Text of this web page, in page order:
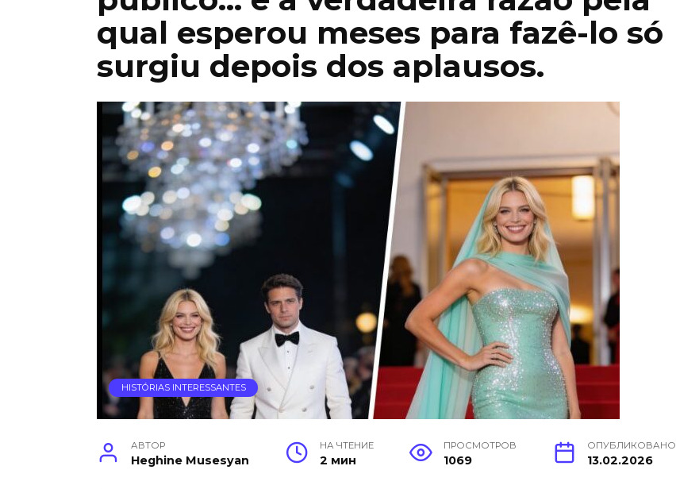
qual esperou meses para fazê-lo só
surgiu depois dos aplausos.
HISTÓRIAS INTERESSANTES
АВТОР
Heghine Musesyan
НА ЧТЕНИЕ
2 мин
ПРОСМОТРОВ
1069
ОПУБЛИКОВАНО
13.02.2026